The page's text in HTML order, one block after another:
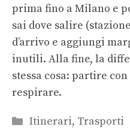
prima fino a Milano e
sai dove salire
d’arrivo e aggiungi
inutili. Alla fine, la
stessa cosa: partire
respirare.
Categorie
Itinerari, Trasporti